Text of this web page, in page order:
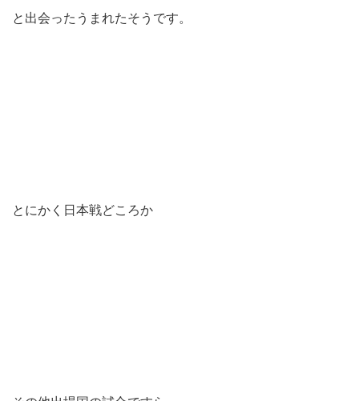
と出会ったうまれたそうです。
とにかく日本戦どころか